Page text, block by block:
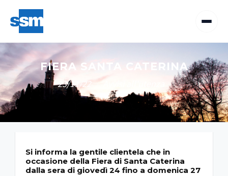
FIERA SANTA CATERINA
23/11/22 / Avvisi all'utenza /
Si informa la gentile clientela che in
occasione della Fiera di Santa Caterina
dalla sera di giovedì 24 fino a domenica 27